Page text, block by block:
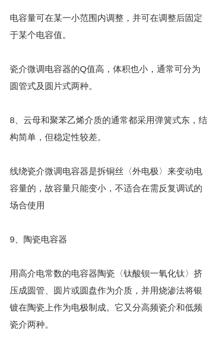
电容量可在某一小范围内调整，并可在调整后固定
于某个电容值。
瓷介微调电容器的Q值高，体积也小，通常可分为
圆管式及圆片式两种。
8、云母和聚苯乙烯介质的通常都采用弹簧式东，结
构简单，但稳定性较差。
线绕瓷介微调电容器是拆铜丝〈外电极〉来变动电
容量的，故容量只能变小，不适合在需反复调试的
场合使用
9、陶瓷电容器
用高介电常数的电容器陶瓷〈钛酸钡一氧化钛〉挤
压成圆管、圆片或圆盘作为介质，并用烧渗法将银
镀在陶瓷上作为电极制成。它又分高频瓷介和低频
瓷介两种。